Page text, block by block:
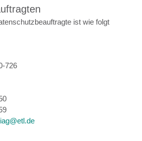
ist wie folgt
726